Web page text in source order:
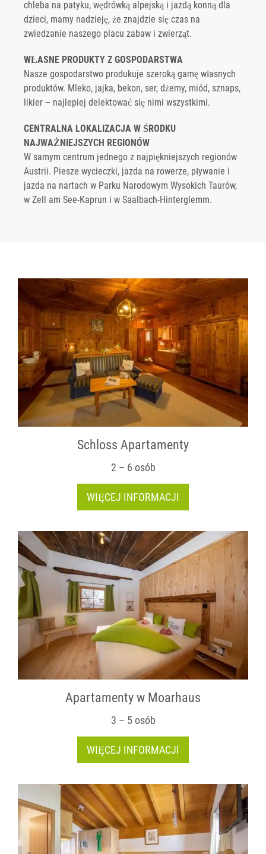
chleba na patyku, wędrówką alpejską i jazdą konną dla
dzieci, mamy nadzieję, że znajdzie się czas na
zwiedzanie naszego placu zabaw i zwierząt.
WŁASNE PRODUKTY Z GOSPODARSTWA
Nasze gospodarstwo produkuje szeroką gamę własnych
produktów. Mleko, jajka, bekon, ser, dżemy, miód, sznaps,
likier – najlepiej delektować się nimi wszystkimi.
CENTRALNA LOKALIZACJA W ŚRODKU
NAJWAŻNIEJSZYCH REGIONÓW
W samym centrum jednego z najpiękniejszych regionów
Austrii. Piesze wycieczki, jazda na rowerze, pływanie i
jazda na nartach w Parku Narodowym Wysokich Taurów,
w Zell am See-Kaprun i w Saalbach-Hinterglemm.
Schloss Apartamenty
2 – 6 osób
WIĘCEJ INFORMACJI
Apartamenty w Moarhaus
3 – 5 osób
WIĘCEJ INFORMACJI